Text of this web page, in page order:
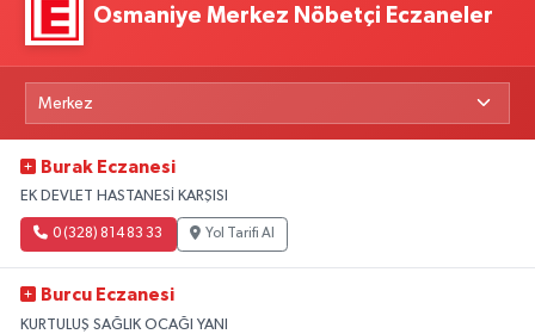
Osmaniye Merkez Nöbetçi Eczaneler
Burak Eczanesi
EK DEVLET HASTANESİ KARŞISI
0 (328) 814 83 33 Yol Tarifi Al
Burcu Eczanesi
KURTULUŞ SAĞLIK OCAĞI YANI